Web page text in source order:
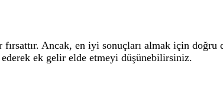
Ancak, en iyi sonuçları almak için
ederek ek gelir elde etmeyi düşünebilirsiniz.